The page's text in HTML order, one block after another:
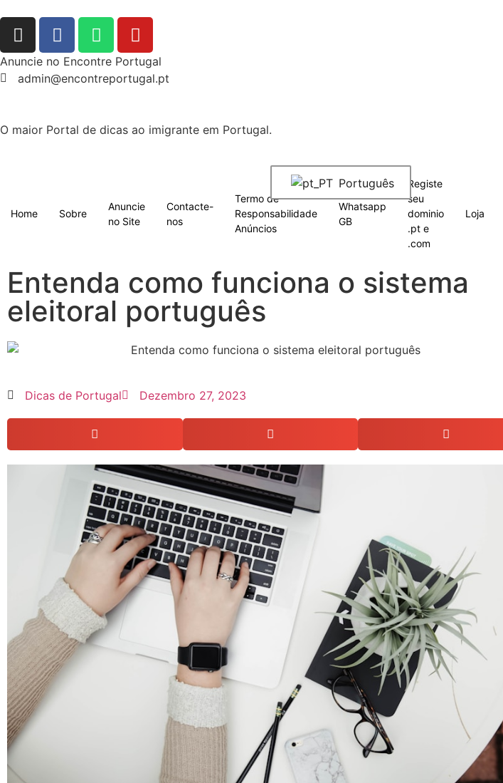
Anuncie no Encontre Portugal
admin@encontreportugal.pt
O maior Portal de dicas ao imigrante em Portugal.
Home Sobre
Anuncie
no Site
Contacte-
nos
Termo de
Responsabilidade
Anúncios
Whatsapp
GB
Registe
seu
dominio
.pt e
.com
Loja
Português
Entenda como funciona o sistema
eleitoral português
Dicas de Portugal Dezembro 27, 2023